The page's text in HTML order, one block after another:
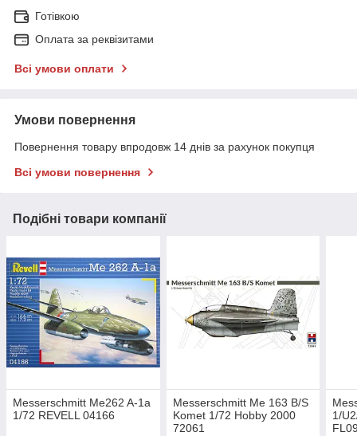
Готівкою
Оплата за реквізитами
Всі умови оплати
Умови повернення
Повернення товару впродовж 14 днів за рахунок покупця
Всі умови повернення
Подібні товари компанії
Messerschmitt Me262 A-1a
1/72 REVELL 04166
Messerschmitt Me 163 B/S
Komet 1/72 Hobby 2000
72061
1/